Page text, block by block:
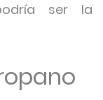
ser la